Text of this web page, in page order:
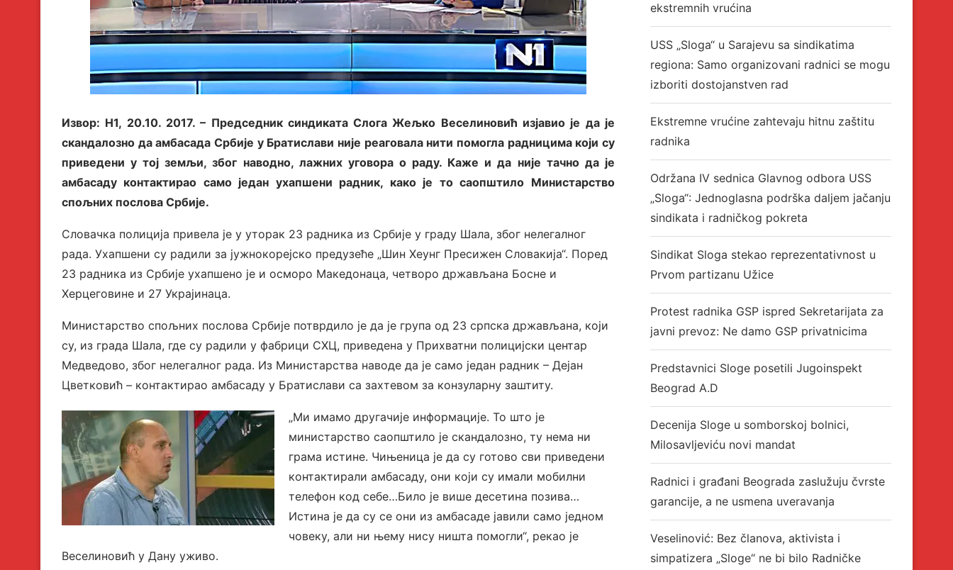
Извор: Н1, 20.10. 2017. – Председник синдиката Слога Жељко Веселиновић изјавио је да је
скандалозно да амбасада Србије у Братислави није реаговала нити помогла радницима који су
приведени у тој земљи, због наводно, лажних уговора о раду. Каже и да није тачно да је
амбасаду контактирао само један ухапшени радник, како је то саопштило Министарство
спољних послова Србије.
Словачка полиција привела је у уторак 23 радника из Србије у граду Шала, због нелегалног
рада. Ухапшени су радили за јужнокорејско предузеће „Шин Хеунг Пресижен Словакија“. Поред
23 радника из Србије ухапшено је и осморо Македонаца, четворо држављана Босне и
Херцеговине и 27 Украјинаца.
Министарство спољних послова Србије потврдило је да је група од 23 српска држављана, који
су, из града Шала, где су радили у фабрици СХЦ, приведена у Прихватни полицијски центар
Медведово, због нелегалног рада. Из Министарства наводе да је само један радник – Дејан
Цветковић – контактирао амбасаду у Братислави са захтевом за конзуларну заштиту.
„Ми имамо другачије информације. То што је
министарство саопштило је скандалозно, ту нема ни
грама истине. Чињеница је да су готово сви приведени
контактирали амбасаду, они који су имали мобилни
телефон код себе…Било је више десетина позива…
Истина је да су се они из амбасаде јавили само једном
човеку, али ни њему нису ништа помогли“, рекао је
Веселиновић у Дану уживо.
ekstremnih vrućina
USS „Sloga“ u Sarajevu sa sindikatima
regiona: Samo organizovani radnici se mogu
izboriti dostojanstven rad
Ekstremne vrućine zahtevaju hitnu zaštitu
radnika
Održana IV sednica Glavnog odbora USS
„Sloga“: Jednoglasna podrška daljem jačanju
sindikata i radničkog pokreta
Sindikat Sloga stekao reprezentativnost u
Prvom partizanu Užice
Protest radnika GSP ispred Sekretarijata za
javni prevoz: Ne damo GSP privatnicima
Predstavnici Sloge posetili Jugoinspekt
Beograd A.D
Decenija Sloge u somborskoj bolnici,
Milosavljeviću novi mandat
Radnici i građani Beograda zaslužuju čvrste
garancije, a ne usmena uveravanja
Veselinović: Bez članova, aktivista i
simpatizera „Sloge“ ne bi bilo Radničke